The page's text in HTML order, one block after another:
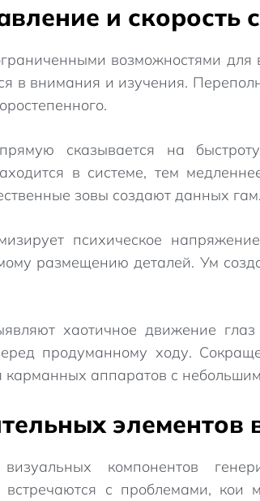
и скорость
возможностями
в внимания и изучения.
сказывается на
в системе, тем
зовы создают данных гам.
психическое
размещению деталей. Ум
хаотичное движение
продуманному ходу.
карманных аппаратов с
элементов
компонентов
встречаются с проблемами,